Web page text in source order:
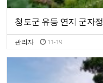
청도군 유등 연지 군자정
관리자 11-19